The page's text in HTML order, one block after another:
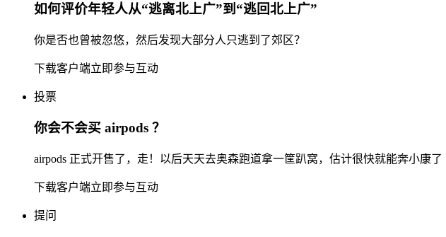
如何评价年轻人从“逃离北上广”到“逃回北上广”
你是否也曾被忽悠，然后发现大部分人只逃到了郊区？
下载客户端立即参与互动
投票
你会不会买 airpods ？
airpods 正式开售了，走！以后天天去奥森跑道拿一筐趴窝，估计很快就能奔小康了
下载客户端立即参与互动
提问